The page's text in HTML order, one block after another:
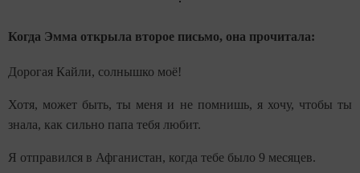
Когда Эмма открыла второе письмо, она прочитала:
Дорогая Кайли, солнышко моё!
Хотя, может быть, ты меня и не помнишь, я хочу, чтобы ты
знала, как сильно папа тебя любит.
Я отправился в Афганистан, когда тебе было 9 месяцев.